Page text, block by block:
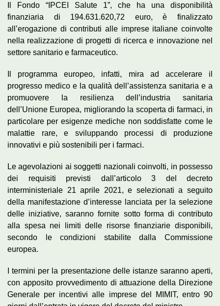
Il Fondo “IPCEI Salute 1”, che ha una disponibilità
finanziaria di 194.631.620,72 euro, è finalizzato
all’erogazione di contributi alle imprese italiane coinvolte
nella realizzazione di progetti di ricerca e innovazione nel
settore sanitario e farmaceutico.
Il programma europeo, infatti, mira ad accelerare il
progresso medico e la qualità dell’assistenza sanitaria e a
promuovere la resilienza dell’industria sanitaria
dell’Unione Europea, migliorando la scoperta di farmaci, in
particolare per esigenze mediche non soddisfatte come le
malattie rare, e sviluppando processi di produzione
innovativi e più sostenibili per i farmaci.
Le agevolazioni ai soggetti nazionali coinvolti, in possesso
dei requisiti previsti dall’articolo 3 del decreto
interministeriale 21 aprile 2021, e selezionati a seguito
della manifestazione d’interesse lanciata per la selezione
delle iniziative, saranno fornite sotto forma di contributo
alla spesa nei limiti delle risorse finanziarie disponibili,
secondo le condizioni stabilite dalla Commissione
europea.
I termini per la presentazione delle istanze saranno aperti,
con apposito provvedimento di attuazione della Direzione
Generale per incentivi alle imprese del MIMIT, entro 90